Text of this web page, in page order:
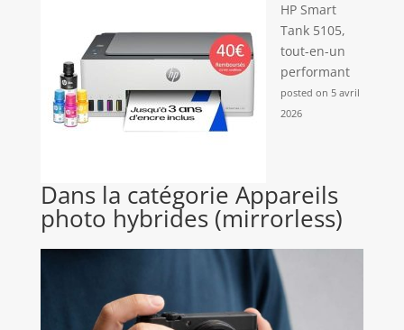
HP Smart
Tank 5105,
tout-en-un
performant
posted on 5 avril
2026
Dans la catégorie Appareils
photo hybrides (mirrorless)